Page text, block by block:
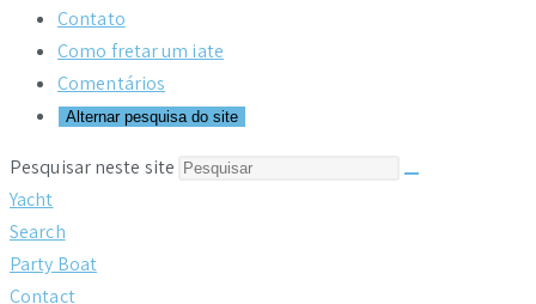
Contato
Como fretar um iate
Comentários
Alternar pesquisa do site
Pesquisar neste site
Yacht
Search
Party Boat
Contact